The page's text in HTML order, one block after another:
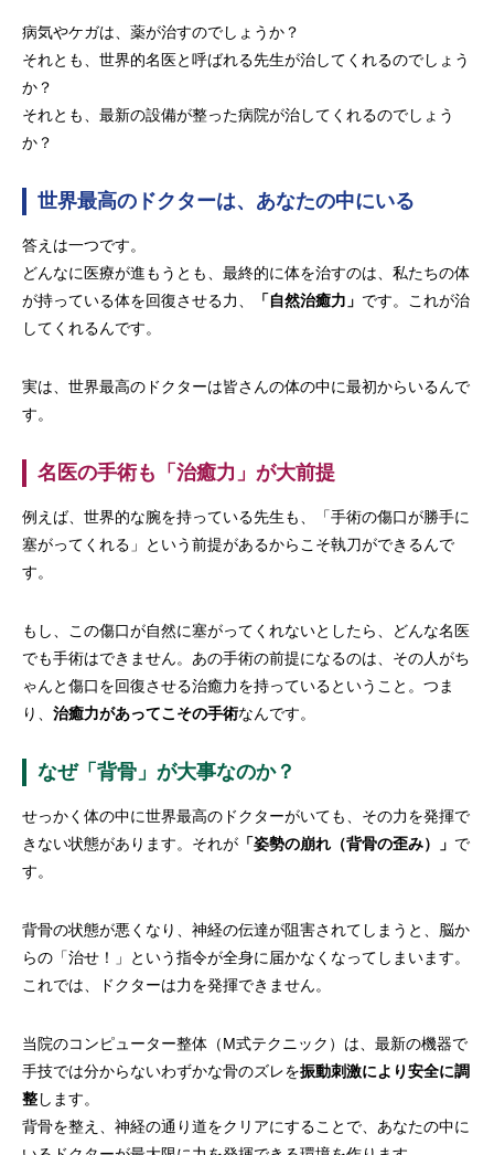
病気やケガは、薬が治すのでしょうか？
それとも、世界的名医と呼ばれる先生が治してくれるのでしょう
か？
それとも、最新の設備が整った病院が治してくれるのでしょう
か？
世界最高のドクターは、あなたの中にいる
答えは一つです。
どんなに医療が進もうとも、最終的に体を治すのは、私たちの体
が持っている体を回復させる力、
「自然治癒力」 です。これが治
してくれるんです。
実は、世界最高のドクターは皆さんの体の中に最初からいるんで
す。
名医の手術も「治癒力」が大前提
例えば、世界的な腕を持っている先生も、「手術の傷口が勝手に
塞がってくれる」という前提があるからこそ執刀ができるんで
す。
もし、この傷口が自然に塞がってくれないとしたら、どんな名医
でも手術はできません。あの手術の前提になるのは、その人がち
ゃんと傷口を回復させる治癒力を持っているということ。つま
り、 治癒力があってこその手術なんです。
なぜ「背骨」が大事なのか？
せっかく体の中に世界最高のドクターがいても、その力を発揮で
きない状態があります。それが 「姿勢の崩れ（背骨の歪み）」 で
す。
背骨の状態が悪くなり、神経の伝達が阻害されてしまうと、脳か
らの「治せ！」という指令が全身に届かなくなってしまいます。
これでは、ドクターは力を発揮できません。
当院のコンピューター整体（M式テクニック）は、最新の機器で
手技では分からないわずかな骨のズレを振動刺激により安全に調
整します。
背骨を整え、神経の通り道をクリアにすることで、あなたの中に